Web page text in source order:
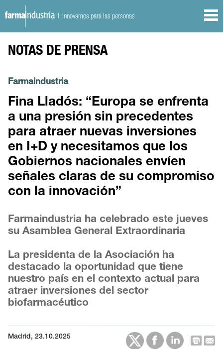
| Innovamos para las personas
NOTAS DE PRENSA
Farmaindustria
Fina Lladós: “Europa se enfrenta
a una presión sin precedentes
para atraer nuevas inversiones
en I+D y necesitamos que los
Gobiernos nacionales envíen
señales claras de su compromiso
con la innovación”
Farmaindustria ha celebrado este jueves
su Asamblea General Extraordinaria
La presidenta de la Asociación ha
destacado la oportunidad que tiene
nuestro país en el contexto actual para
atraer inversiones del sector
biofarmacéutico
Madrid, 23.10.2025